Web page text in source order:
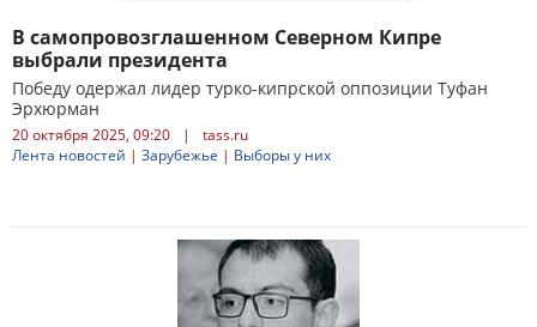
В самопровозглашенном Северном Кипре
выбрали президента
Победу одержал лидер турко-кипрской оппозиции Туфан
Эрхюрман
20 октября 2025, 09:20 |
tass.ru
Лента новостей | Зарубежье | Выборы у них